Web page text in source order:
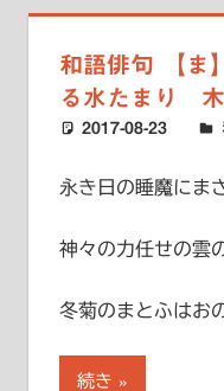
和語俳句 【ま
る水たまり
2017-08-23
永き日の睡魔にま
神々の力任せの雲
冬菊のまとふはお
続き